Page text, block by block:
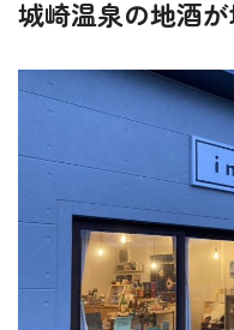
城崎温泉の地酒